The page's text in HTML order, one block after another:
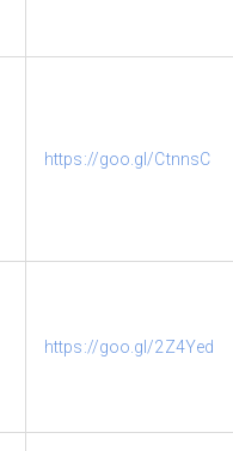
https://goo.gl/CtnnsC
https://goo.gl/2Z4Yed